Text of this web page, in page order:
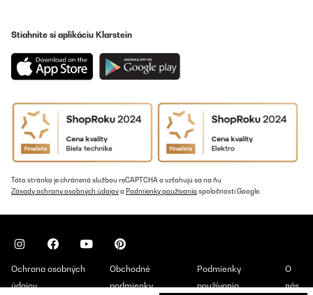
Stiahnite si aplikáciu Klarstein
Táto stránka je chránená službou reCAPTCHA a vzťahujú sa na ňu
Zásady ochrany osobných údajova Podmienky používania spoločnosti Google.
Ochrana osobných
údajov
Obchodné
podmienky
Podmienky
používania
O
nás